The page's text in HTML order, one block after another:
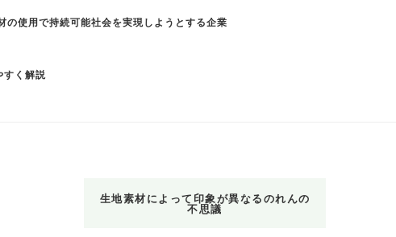
の使用で持続可能社会を実現しようとする企業
すく解説
生地素材によって印象が異なるのれんの
不思議